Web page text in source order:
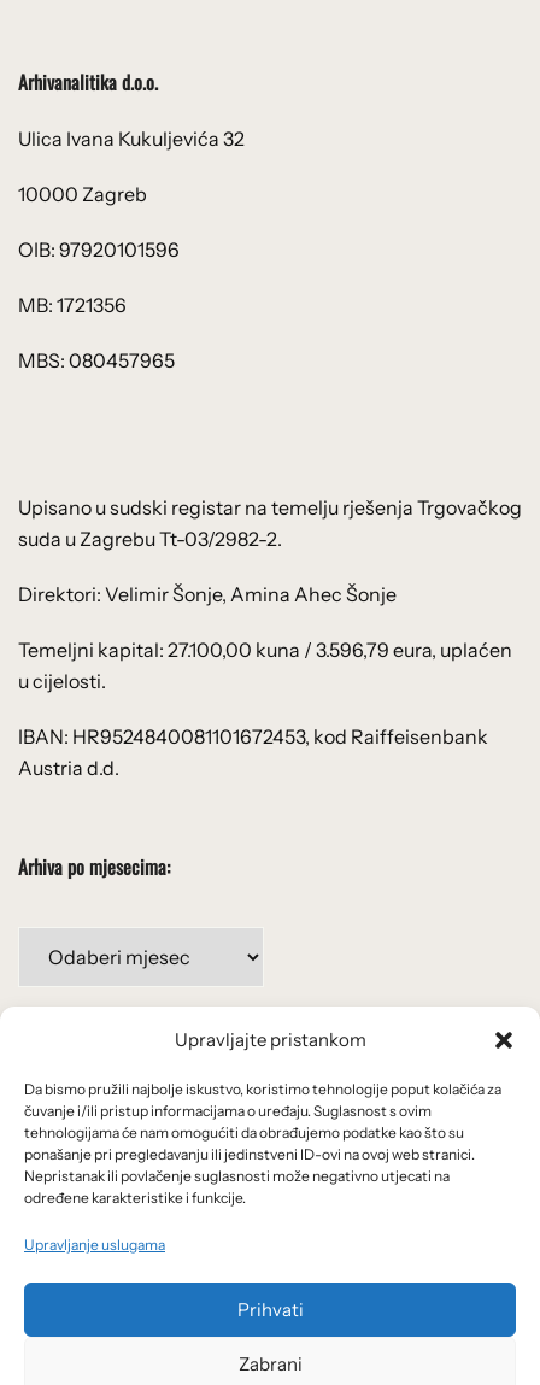
Upravljajte pristankom
Da bismo pružili najbolje iskustvo, koristimo tehnologije poput kolačića za
čuvanje i/ili pristup informacijama o uređaju. Suglasnost s ovim
tehnologijama će nam omogućiti da obrađujemo podatke kao što su
ponašanje pri pregledavanju ili jedinstveni ID-ovi na ovoj web stranici.
Nepristanak ili povlačenje suglasnosti može negativno utjecati na
određene karakteristike i funkcije.
Upravljanje uslugama
Prihvati
Zabrani
Arhivanalitika d.o.o.
Ulica Ivana Kukuljevića 32
10000 Zagreb
OIB: 97920101596
MB: 1721356
MBS: 080457965
Upisano u sudski registar na temelju rješenja Trgovačkog
suda u Zagrebu Tt-03/2982-2.
Direktori: Velimir Šonje, Amina Ahec Šonje
Temeljni kapital: 27.100,00 kuna / 3.596,79 eura, uplaćen
u cijelosti.
IBAN: HR9524840081101672453, kod Raiffeisenbank
Austria d.d.
Arhiva po mjesecima:
mjesecima:
Uvjeti korištenja
Politika privatnosti
Kolačići